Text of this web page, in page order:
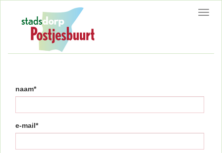
naam*
e-mail*